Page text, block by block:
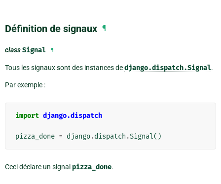
Définition de signaux ¶
classSignal ¶
Tous les signaux sont des instances dedjango.dispatch.Signal.
Par exemple :
import django.dispatch
pizza_done = django.dispatch .Signal()
Ceci déclare un signal pizza_done.